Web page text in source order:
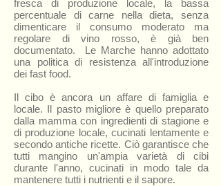
fresca di produzione locale, la bassa
percentuale di carne nella dieta, senza
dimenticare il consumo moderato ma
regolare di vino rosso, è già ben
documentato. Le Marche hanno adottato
una politica di resistenza all'introduzione
dei fast food.
Il cibo è ancora un affare di famiglia e
locale. Il pasto migliore è quello preparato
dalla mamma con ingredienti di stagione e
di produzione locale, cucinati lentamente e
secondo antiche ricette. Ciò garantisce che
tutti mangino un'ampia varietà di cibi
durante l'anno, cucinati in modo tale da
mantenere tutti i nutrienti e il sapore.